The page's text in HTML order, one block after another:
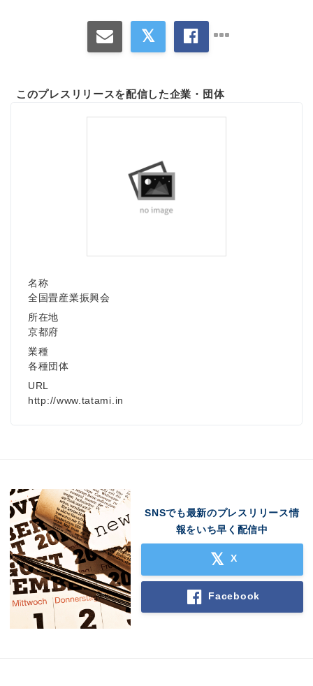
このプレスリリースを配信した企業・団体
名称
全国畳産業振興会
所在地
京都府
業種
各種団体
URL
http://www.tatami.in
SNSでも最新のプレスリリース情
報をいち早く配信中
X
Facebook